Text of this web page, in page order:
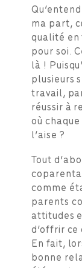
ma part,
qualité
pour soi.
là !
plusieurs
travail,
réussir à
où
l’aise ?
Tout
comme
parents
attitudes
d’offrir ce
En fait,
bonne